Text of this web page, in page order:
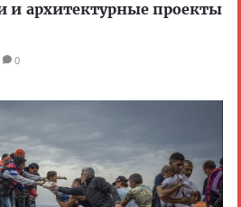
и архитектурные проекты
0